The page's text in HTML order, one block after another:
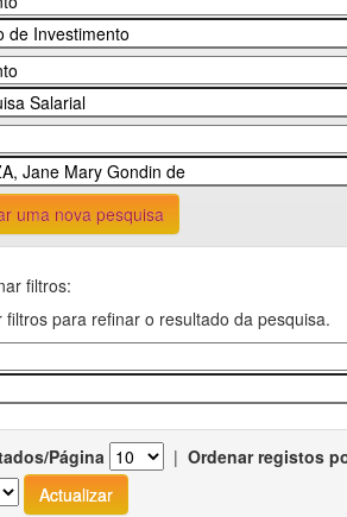
uma nova pesquisa
filtros:
filtros para refinar o resultado da pesquisa.
Página | Ordenar registos